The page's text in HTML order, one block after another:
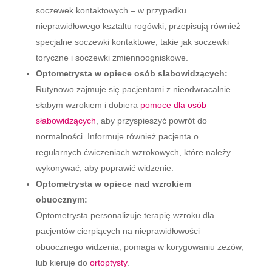
soczewek kontaktowych – w przypadku
nieprawidłowego kształtu rogówki, przepisują również
specjalne soczewki kontaktowe, takie jak soczewki
toryczne i soczewki zmiennoogniskowe.
Optometrysta w opiece osób słabowidzących:
Rutynowo zajmuje się pacjentami z nieodwracalnie
słabym wzrokiem i dobiera pomoce dla osób
słabowidzących , aby przyspieszyć powrót do
normalności. Informuje również pacjenta o
regularnych ćwiczeniach wzrokowych, które należy
wykonywać, aby poprawić widzenie.
Optometrysta w opiece nad wzrokiem
obuocznym:
Optometrysta personalizuje terapię wzroku dla
pacjentów cierpiących na nieprawidłowości
obuocznego widzenia, pomaga w korygowaniu zezów,
lub kieruje do ortoptysty.